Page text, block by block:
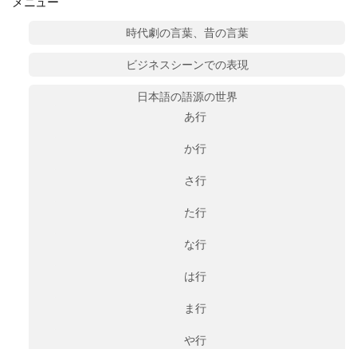
時代劇の言葉、昔の言葉
ビジネスシーンでの表現
日本語の語源の世界
あ行
か行
さ行
た行
な行
は行
ま行
や行